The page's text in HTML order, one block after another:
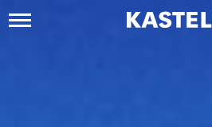
sisältöön